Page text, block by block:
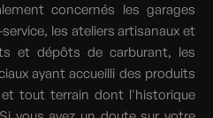
concernés les garages
les ateliers artisanaux et
et dépôts de carburant, les
ayant accueilli des produits
tout terrain dont l'historique